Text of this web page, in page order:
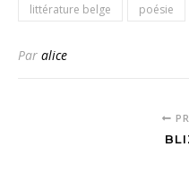
littérature belge poésie
Par alice